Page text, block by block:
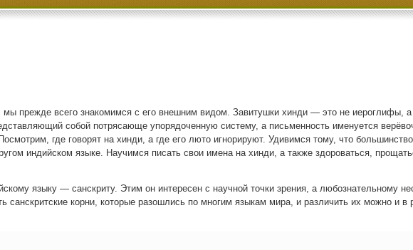
мы преж­де все­го зна­ко­мим­ся с его внеш­ним видом. Зави­туш­ки хин­ди — это не иеро­гли­фы,
собой потря­са­ю­ще упо­ря­до­чен­ную систе­му, а пись­мен­ность име­ну­ет­ся
где гово­рят на хин­ди, а где его люто игно­ри­ру­ют. Уди­вим­ся тому, что боль­шин­ство
индий­ском язы­ке. Научим­ся писать свои име­на на хин­ди, а так­же здо­ро­вать­ся,
язы­ку — сан­скри­ту. Этим он инте­ре­сен с науч­ной точ­ки зре­ния, а любо­зна­тель­но­му
сан­скрит­ские кор­ни, кото­рые разо­шлись по мно­гим язы­кам мира, и раз­ли­чить их мож­но и в